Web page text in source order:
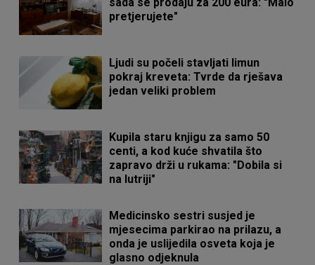
pretjerujete"
Ljudi su počeli stavljati limun
pokraj kreveta: Tvrde da rješava
jedan veliki problem
Kupila staru knjigu za samo 50
centi, a kod kuće shvatila što
zapravo drži u rukama: "Dobila si
na lutriji"
Medicinsko sestri susjed je
mjesecima parkirao na prilazu, a
onda je uslijedila osveta koja je
glasno odjeknula